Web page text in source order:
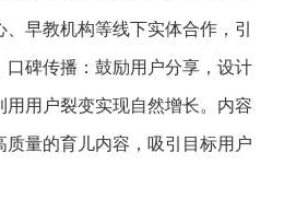
早教机构等线下实体合作，引
口碑传播：鼓励用户分享，设计
用用户裂变实现自然增长。内容
质量的育儿内容，吸引目标用户